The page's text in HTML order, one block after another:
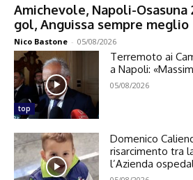
Amichevole, Napoli-Osasuna
gol, Anguissa sempre meglio
Nico Bastone - 05/08/2026
top
Terremoto ai
a Napoli:
05/08/2026
Domenico
risarcimento tra
l’Azienda